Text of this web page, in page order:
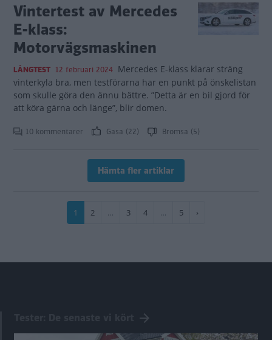
Vintertest av Mercedes
E-klass:
Motorvägsmaskinen
LÅNGTEST 12 februari 2024 Mercedes E-klass klarar sträng
vinterkyla bra, men testförarna har en punkt på önskelistan
som skulle göra den ännu bättre. ”Detta är en bil gjord för
att köra gärna och länge”, blir domen.
10 kommentarer Gasa (22) Bromsa (5)
Hämta fler artiklar
PagineringNuvarande
1 Sida
2 … Sida
3 Sida
4 … Sida
5
Nästa
›